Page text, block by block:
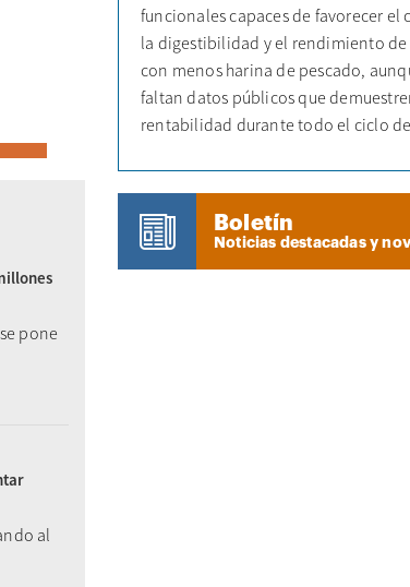
pone
al
funcionales capaces de favorecer el
la digestibilidad y el rendimiento
con menos harina de pescado,
faltan datos públicos que
rentabilidad durante todo el ciclo
Boletín
Noticias destacadas y